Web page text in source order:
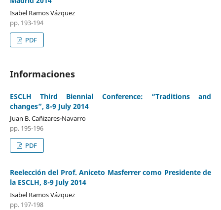
Isabel Ramos Vázquez
pp. 193-194
PDF
Informaciones
ESCLH Third Biennial Conference: “Traditions and
changes”, 8-9 July 2014
Juan B. Cañizares-Navarro
pp. 195-196
PDF
Reelección del Prof. Aniceto Masferrer como Presidente de
la ESCLH, 8-9 July 2014
Isabel Ramos Vázquez
pp. 197-198